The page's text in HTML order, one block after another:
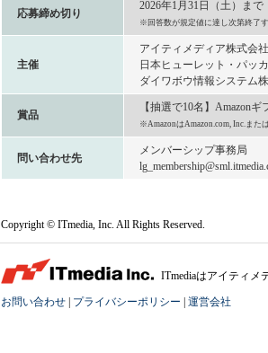
応募締め切り
2026年1月31日（土）まで
※回答数が規定値に達し次第終了
主催
アイティメディア株式会社
日本ヒューレット・パッ
ダイワボウ情報システム
賞品
【抽選で10名】Amazonギ
※AmazonはAmazon.com, Inc.また
問い合わせ先
メンバーシップ事務局
Copyright © ITmedia, Inc. All Rights Reserved.
ITmediaはアイティメ
お問い合わせ プライバシーポリシー 運営会社